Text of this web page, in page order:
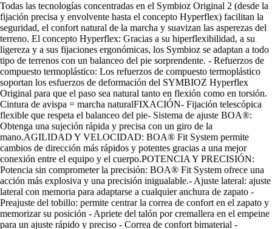
Todas las tecnologías concentradas en el Symbioz Original 2 (desde la
fijación precisa y envolvente hasta el concepto Hyperflex) facilitan la
seguridad, el confort natural de la marcha y suavizan las asperezas del
terreno. El concepto Hyperflex: Gracias a su hiperflexibilidad, a su
ligereza y a sus fijaciones ergonómicas, los Symbioz se adaptan a todo
tipo de terrenos con un balanceo del pie sorprendente. - Refuerzos de
compuesto termoplástico: Los refuerzos de compuesto termoplástico
soportan los esfuerzos de deformación del SYMBIOZ Hyperflex
Original para que el paso sea natural tanto en flexión como en torsión.
Cintura de avispa = marcha naturalFIXACIÓN- Fijación telescópica
flexible que respeta el balanceo del pie- Sistema de ajuste BOA®:
Obtenga una sujeción rápida y precisa con un giro de la
mano.AGILIDAD Y VELOCIDAD: BOA® Fit System permite
cambios de dirección más rápidos y potentes gracias a una mejor
conexión entre el equipo y el cuerpo.POTENCIA Y PRECISIÓN:
Potencia sin comprometer la precisión: BOA® Fit System ofrece una
acción más explosiva y una precisión inigualable.- Ajuste lateral: ajuste
lateral con memoria para adaptarse a cualquier anchura de zapato -
Preajuste del tobillo: permite centrar la correa de confort en el zapato y
memorizar su posición - Apriete del talón por cremallera en el empeine
para un ajuste rápido y preciso - Correa de confort bimaterial -